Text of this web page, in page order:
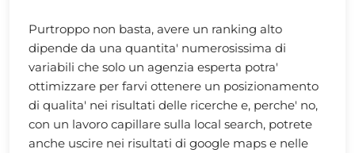
Purtroppo non basta, avere un ranking alto
dipende da una quantita' numerosissima di
variabili che solo un agenzia esperta potra'
ottimizzare per farvi ottenere un posizionamento
di qualita' nei risultati delle ricerche e, perche' no,
con un lavoro capillare sulla local search, potrete
anche uscire nei risultati di google maps e nelle